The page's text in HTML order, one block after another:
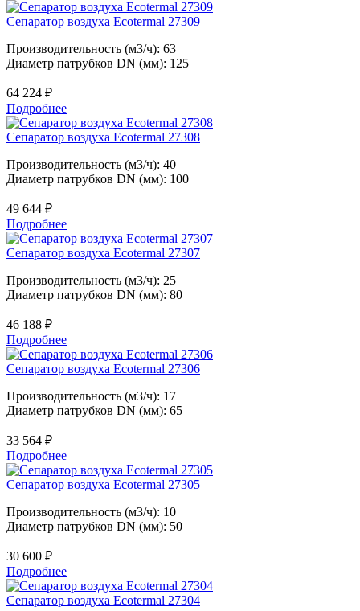
Сепаратор воздуха Ecotermal 27309
Производительность (м3/ч): 63
Диаметр патрубков DN (мм): 125
64 224 ₽
Подробнее
Сепаратор воздуха Ecotermal 27308
Производительность (м3/ч): 40
Диаметр патрубков DN (мм): 100
49 644 ₽
Подробнее
Сепаратор воздуха Ecotermal 27307
Производительность (м3/ч): 25
Диаметр патрубков DN (мм): 80
46 188 ₽
Подробнее
Сепаратор воздуха Ecotermal 27306
Производительность (м3/ч): 17
Диаметр патрубков DN (мм): 65
33 564 ₽
Подробнее
Сепаратор воздуха Ecotermal 27305
Производительность (м3/ч): 10
Диаметр патрубков DN (мм): 50
30 600 ₽
Подробнее
Сепаратор воздуха Ecotermal 27304